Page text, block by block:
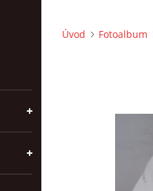
Úvod Fotoalbum